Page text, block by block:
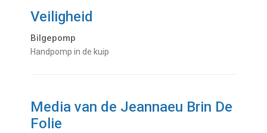
Veiligheid
Bilgepomp
Handpomp in de kuip
Media van de Jeannaeu Brin De
Folie